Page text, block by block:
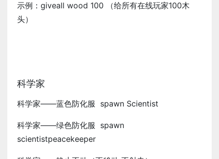
示例：giveall wood 100 （给所有在线玩家100木
头）
科学家
科学家——蓝色防化服 spawn Scientist
科学家——绿色防化服 spawn
scientistpeacekeeper